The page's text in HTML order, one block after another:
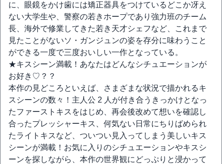
に、眼鏡をかけ歯には矯正器具をつけているどこか冴え
ない大学生や、警察の若きホープであり強力班のチーム
長、海外で修業してきた若き天才シェフなど、これまで
見たことがないソ・ガンジュンの姿を存分に味わうこと
ができる一度で三度おいしい一作となっている。
★キスシーン満載！あなたはどんなシチュエーションが
お好き♡？？
本作の見どころといえば、さまざまな状況で描かれるキ
スシーンの数々！主人公 2 人が付き合うきっかけとなっ
たファーストキスをはじめ、再会後改めて想いを確認し
合ったプレッシャーキス、何気ない日常にちりばめられ
たライトキスなど、ついつい見入ってしまう美しいキス
シーンが満載！お気に入りのシチュエーションやキスシ
ーンを探しながら、本作の世界観にどっぷりと浸かって